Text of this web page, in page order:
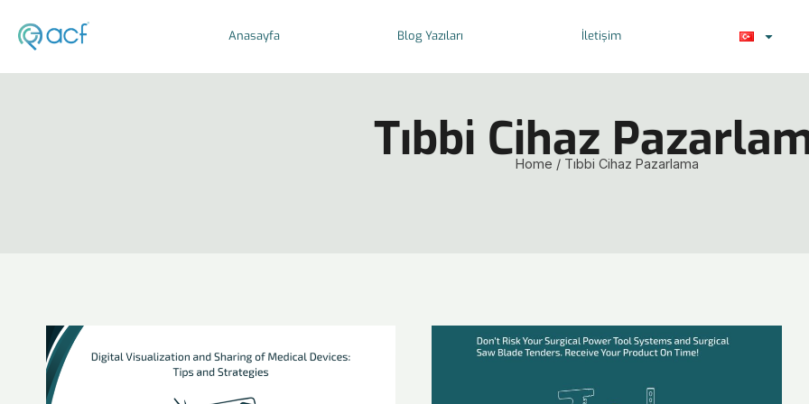
Anasayfa Blog Yazıları İletişim
Tıbbi Cihaz
Home / Tıbbi Cihaz Pazarlama